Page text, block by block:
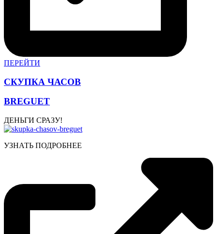
ПЕРЕЙТИ
СКУПКА ЧАСОВ
BREGUET
ДЕНЬГИ СРАЗУ!
УЗНАТЬ ПОДРОБНЕЕ